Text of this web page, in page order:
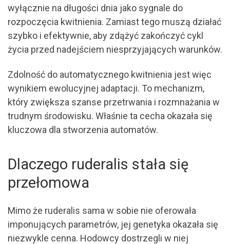
wyłącznie na długości dnia jako sygnale do
rozpoczęcia kwitnienia. Zamiast tego muszą działać
szybko i efektywnie, aby zdążyć zakończyć cykl
życia przed nadejściem niesprzyjających warunków.
Zdolność do automatycznego kwitnienia jest więc
wynikiem ewolucyjnej adaptacji. To mechanizm,
który zwiększa szanse przetrwania i rozmnażania w
trudnym środowisku. Właśnie ta cecha okazała się
kluczowa dla stworzenia automatów.
Dlaczego ruderalis stała się
przełomowa
Mimo że ruderalis sama w sobie nie oferowała
imponujących parametrów, jej genetyka okazała się
niezwykle cenna. Hodowcy dostrzegli w niej